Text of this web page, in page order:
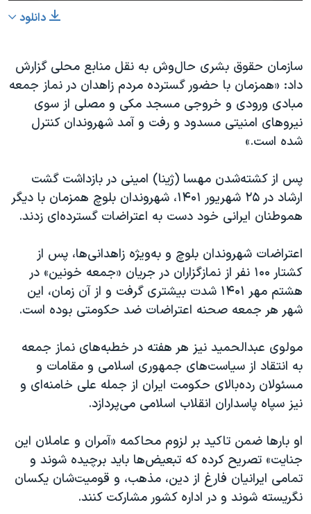
دانلود
سازمان حقوق بشری حال‌وش به نقل منابع محلی گزارش
داد: «همزمان با حضور گسترده مردم زاهدان در نماز جمعه
مبادی ورودی و خروجی مسجد مکی و مصلی از سوی
نیروهای امنیتی مسدود و رفت و آمد شهروندان کنترل
شده است.»
پس از کشته‌شدن مهسا (ژینا) امینی در بازداشت گشت
ارشاد در ۲۵ شهریور ۱۴۰۱، شهروندان بلوچ همزمان با دیگر
هموطنان ایرانی خود دست به اعتراضات گسترده‌ای زدند.
اعتراضات شهروندان بلوچ و به‌ویژه زاهدانی‌ها، پس از
کشتار ۱۰۰ نفر از نمازگزاران در جریان «جمعه خونین» در
هشتم مهر ۱۴۰۱ شدت بیشتری گرفت و از آن زمان، این
شهر هر جمعه صحنه اعتراضات ضد حکومتی بوده است.
مولوی عبدالحمید نیز هر هفته در خطبه‌های نماز جمعه
به انتقاد از سیاست‌های جمهوری اسلامی و مقامات و
مسئولان رده‌بالای حکومت ایران از جمله علی خامنه‌ای و
نیز سپاه پاسداران انقلاب اسلامی می‌پردازد.
او بارها ضمن تاکید بر لزوم محاکمه «آمران و عاملان این
جنایت» تصریح کرده که تبعیض‌ها باید برچیده شوند و
تمامی ایرانیان فارغ از دین، مذهب، و قومیت‌شان یکسان
نگریسته شوند و در اداره کشور مشارکت کنند.